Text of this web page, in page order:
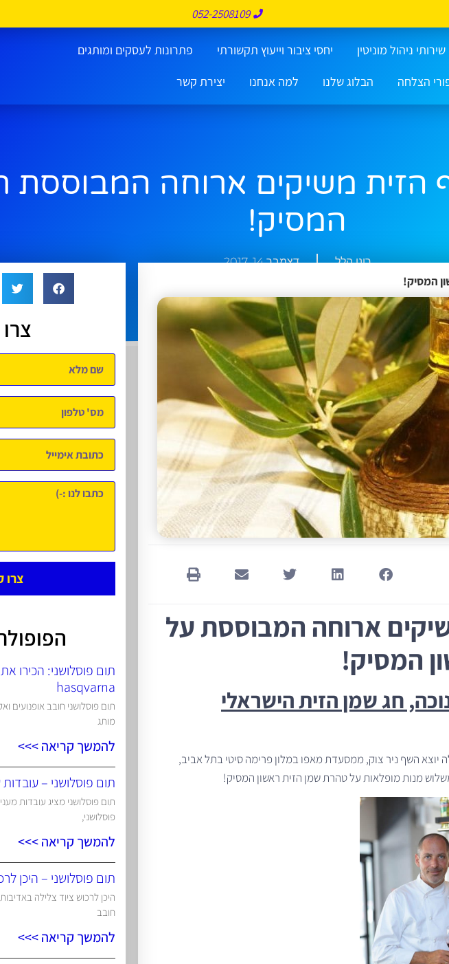
052-2508109
שירותי ניהול מוניטין יחסי ציבור וייעוץ תקשורתי
פתרונות לעסקים ומותגים
הצלחה
הבלוג שלנו למה אנחנו יצירת קשר
הזית משיקים ארוחה המבוססת
המסיק!
רונן הלל דצמבר 14, 2017
המסיק!
ארוחה המבוססת על
המסיק!
חג שמן הזית הישראלי
יוצא השף ניר צוק, ממסעדת מאפו במלון פרימה סיטי בתל אביב,
מנות מופלאות על טהרת שמן הזית ראשון המסיק!
צרו
תום פוסלושני: הכירו
hasqvarna
תום פוסלושני חובב אופנועים
מותג
להמשך קריאה >>>
תום פוסלושני –
תום פוסלושני מציג עובדות
פוסלושני,
להמשך קריאה >>>
תום פוסלושני – היכן
היכן לרכוש ציוד צלילה
חובב
להמשך קריאה >>>